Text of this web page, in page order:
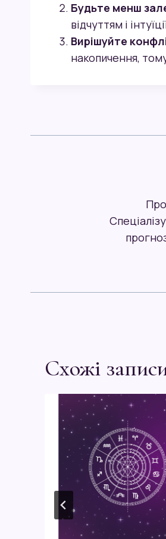
Будьте менш
відчуттям і
Вирішуйте
накопичення,
Схожі